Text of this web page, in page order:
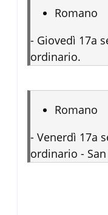
Romano
- Giovedì 17a
ordinario.
Romano
- Venerdì 17a
ordinario -